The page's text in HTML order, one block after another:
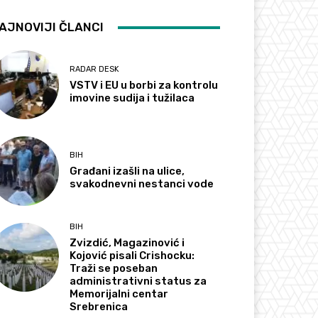
ČLANCI
RADAR DESK
VSTV i EU u borbi za kontrolu
imovine sudija i tužilaca
BIH
Građani izašli na ulice,
svakodnevni nestanci vode
BIH
Zvizdić, Magazinović i
Kojović pisali Crishocku:
Traži se poseban
administrativni status za
Memorijalni centar
Srebrenica